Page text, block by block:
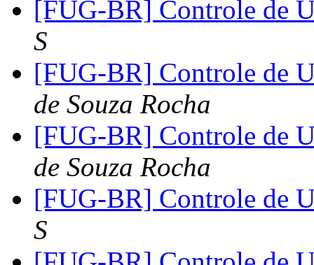
[FUG-BR] Controle de
S
[FUG-BR] Controle de
de Souza Rocha
[FUG-BR] Controle de
de Souza Rocha
[FUG-BR] Controle de
S